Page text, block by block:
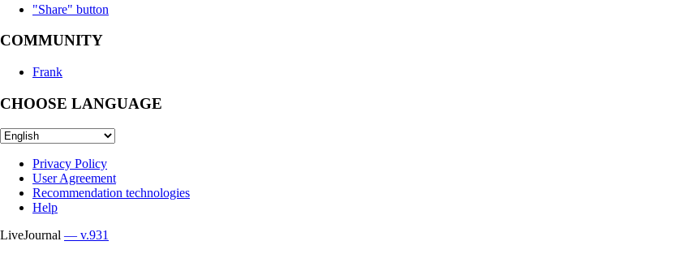
"Share" button
COMMUNITY
Frank
CHOOSE LANGUAGE
Privacy Policy
User Agreement
Recommendation technologies
Help
LiveJournal — v.931